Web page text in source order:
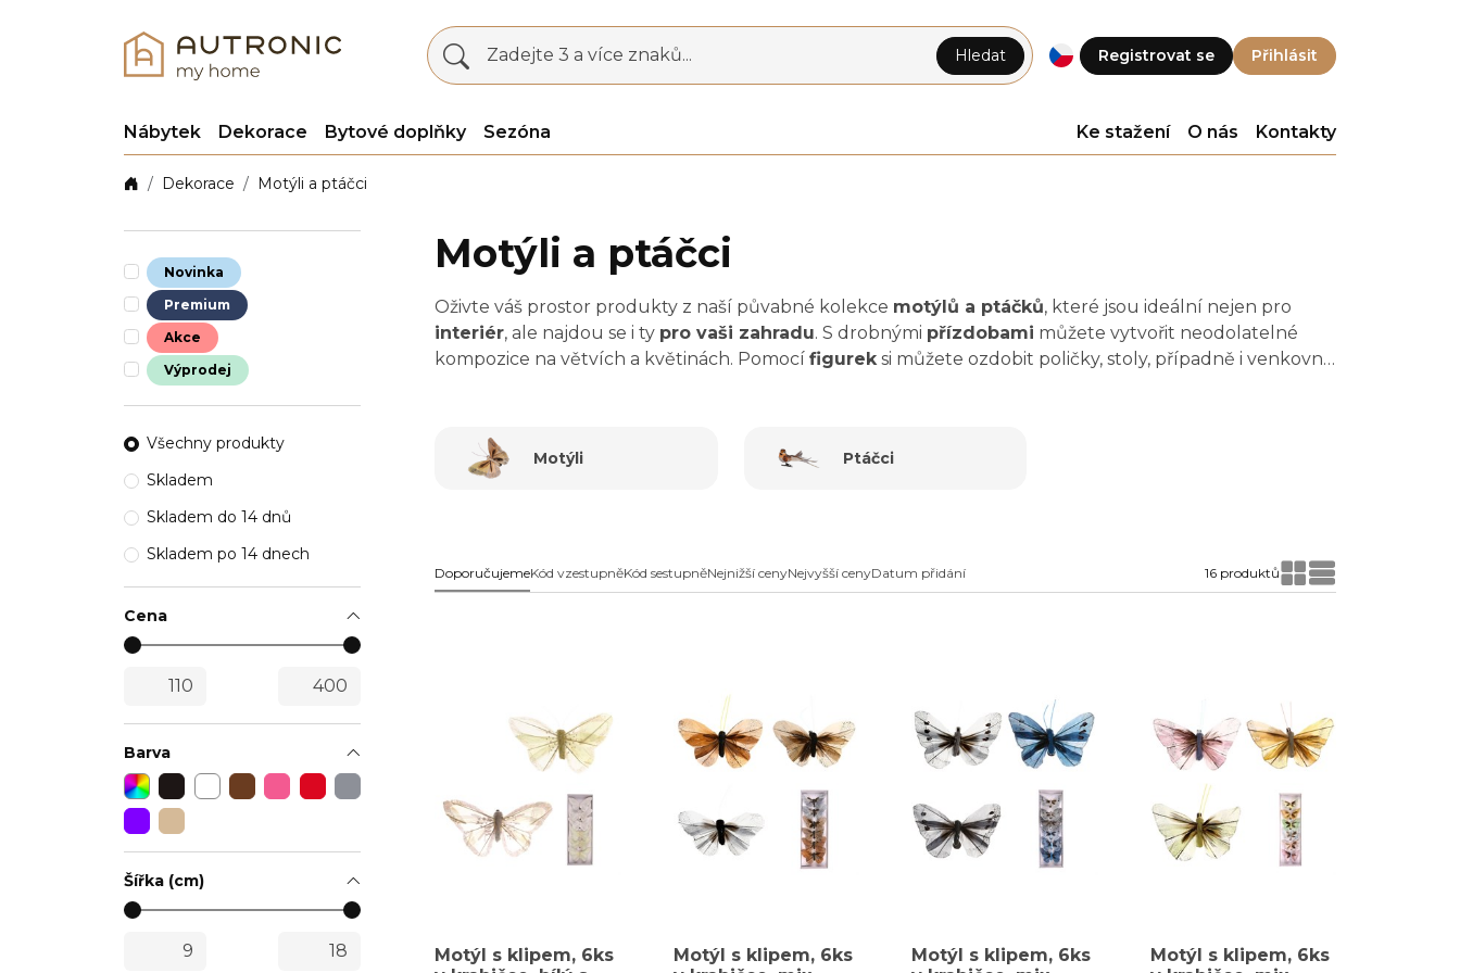
Registrovat se Přihlásit
Zadejte 3 a více znaků... Hledat
Nábytek Dekorace Bytové doplňky Sezóna Ke stažení O nás Kontakty
Dekorace Motýli a ptáčci
Novinka
Premium
Akce
Výprodej
Všechny produkty
Skladem
Skladem do 14 dnů
Skladem po 14 dnech
Cena
Barva
Šířka (cm)
Motýli a ptáčci
Oživte váš prostor produkty z naší půvabné kolekce motýlů a ptáčků, které jsou ideální nejen pro
interiér, ale najdou se i ty pro vaši zahradu. S drobnými přízdobami můžete vytvořit neodolatelné
kompozice na větvích a květinách. Pomocí figureksi můžete ozdobit poličky, stoly, případně i venkovní
úžasných tvorů
a ptáčků vám umožní vyjádřit vaši osobnost jedinečnou výzdobou a napomůžou vytvořit
Motýli Ptáčci
DoporučujemeKód vzestupněKód sestupněNejnižší cenyNejvyšší cenyDatum přidání 16 produktů
Motýl s klipem, 6ks
Motýl s klipem, 6ks
Motýl s klipem, 6ks
Motýl s klipem, 6ks